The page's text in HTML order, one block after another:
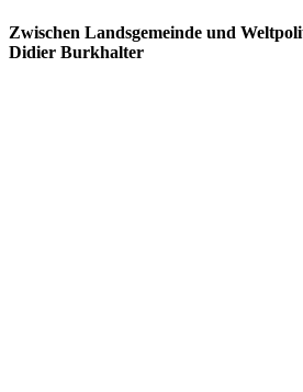
Zwischen Landsgemeinde und
Didier Burkhalter